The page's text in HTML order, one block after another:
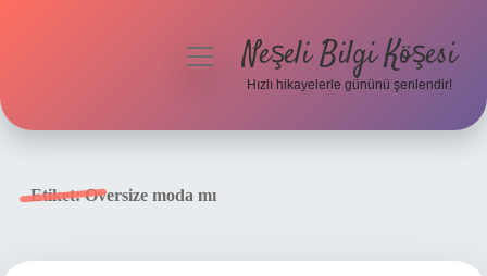
menüyüNeşeli Bilgi Köşesi
Hızlı hikayelerle gününü şenlendir!
Etiket:Oversize moda mı